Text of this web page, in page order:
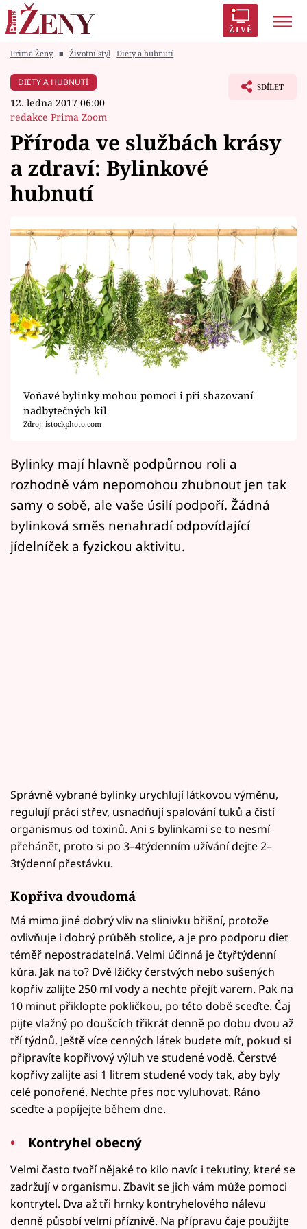
ŽIVĚ
Módní alarm
Zrádci
Témata
Celebrity
Vztahy
Seriály
Horoskopy
Sledujte prima+
Filmový festival Karlovy Vary
Pořady
Přihlášení
Sledujte nás
Prima Ženy ■ Životní styl Diety a hubnutí
DIETY A HUBNUTÍ
12. ledna 2017 06:00
redakce Prima Zoom
SDÍLET
Příroda ve službách krásy
a zdraví: Bylinkové
hubnutí
Voňavé bylinky mohou pomoci i při shazovaní
nadbytečných kil
Zdroj: istockphoto.com
Bylinky mají hlavně podpůrnou roli a
rozhodně vám nepomohou zhubnout jen tak
samy o sobě, ale vaše úsilí podpoří. Žádná
bylinková směs nenahradí odpovídající
jídelníček a fyzickou aktivitu.
Správně vybrané bylinky urychlují látkovou výměnu,
regulují práci střev, usnadňují spalování tuků a čistí
organismus od toxinů. Ani s bylinkami se to nesmí
přehánět, proto si po 3–4týdenním užívání dejte 2–
3týdenní přestávku.
Kopřiva dvoudomá
Má mimo jiné dobrý vliv na slinivku břišní, protože
ovlivňuje i dobrý průběh stolice, a je pro podporu diet
téměř nepostradatelná. Velmi účinná je čtyřtýdenní
kúra. Jak na to? Dvě lžičky čerstvých nebo sušených
kopřiv zalijte 250 ml vody a nechte přejít varem. Pak na
10 minut přiklopte pokličkou, po této době sceďte. Čaj
pijte vlažný po doušcích třikrát denně po dobu dvou až
tří týdnů. Ještě více cenných látek budete mít, pokud si
připravíte kopřivový výluh ve studené vodě. Čerstvé
kopřivy zalijte asi 1 litrem studené vody tak, aby byly
celé ponořené. Nechte přes noc vyluhovat. Ráno
sceďte a popíjejte během dne.
Kontryhel obecný
Velmi často tvoří nějaké to kilo navíc i tekutiny, které se
zadržují v organismu. Zbavit se jich vám může pomoci
kontrytel. Dva až tři hrnky kontryhelového nálevu
denně působí velmi příznivě. Na přípravu čaje použijte